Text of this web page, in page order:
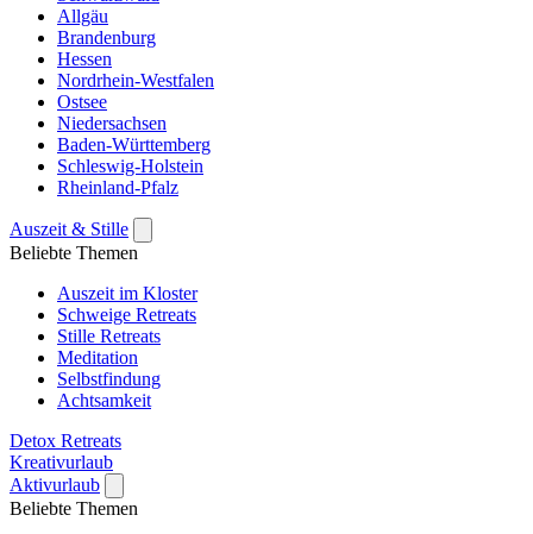
Allgäu
Brandenburg
Hessen
Nordrhein-Westfalen
Ostsee
Niedersachsen
Baden-Württemberg
Schleswig-Holstein
Rheinland-Pfalz
Auszeit & Stille
Beliebte Themen
Auszeit im Kloster
Schweige Retreats
Stille Retreats
Meditation
Selbstfindung
Achtsamkeit
Detox Retreats
Kreativurlaub
Aktivurlaub
Beliebte Themen